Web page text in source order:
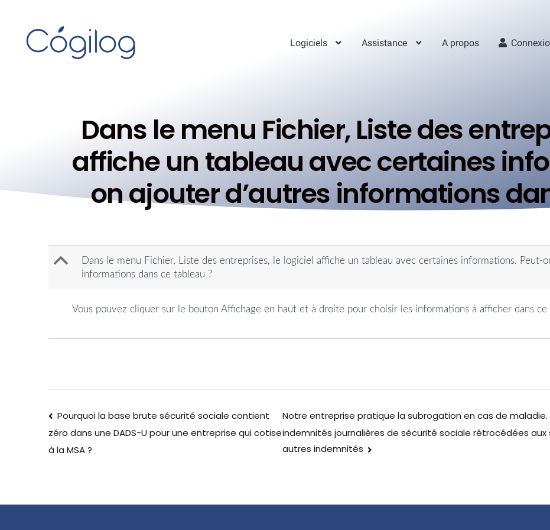
Logiciels Assistance A propos
Dans le menu Fichier, Liste des
affiche un tableau avec certaines
on ajouter d’autres informations
B
Dans le menu Fichier, Liste des entreprises, le logiciel affiche un tableau avec certaines informations. Peut-
informations dans ce tableau ?
Vous pouvez cliquer sur le bouton Affichage en haut et à droite pour choisir les informations à afficher dans ce
Pourquoi la base brute sécurité sociale contient
zéro dans une DADS-U pour une entreprise qui cotise
à la MSA ?
Notre entreprise pratique la subrogation en cas de
indemnités journalières de sécurité sociale rétrocédées
autres indemnités